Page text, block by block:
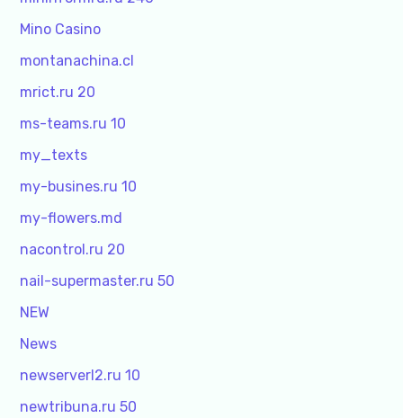
Mino Casino
montanachina.cl
mrict.ru 20
ms-teams.ru 10
my_texts
my-busines.ru 10
my-flowers.md
nacontrol.ru 20
nail-supermaster.ru 50
NEW
News
newserverl2.ru 10
newtribuna.ru 50